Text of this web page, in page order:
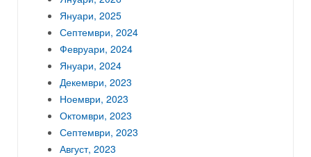
Януари, 2025
Септември, 2024
Февруари, 2024
Януари, 2024
Декември, 2023
Ноември, 2023
Октомври, 2023
Септември, 2023
Август, 2023